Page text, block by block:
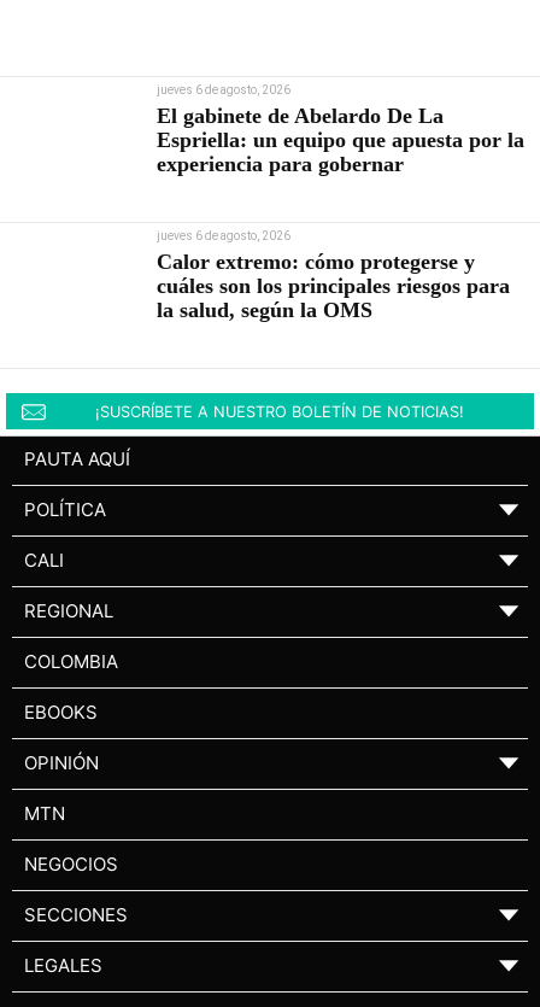
jueves 6 de agosto, 2026
El gabinete de Abelardo De La
Espriella: un equipo que apuesta por la
experiencia para gobernar
jueves 6 de agosto, 2026
Calor extremo: cómo protegerse y
cuáles son los principales riesgos para
la salud, según la OMS
¡SUSCRÍBETE A NUESTRO BOLETÍN DE NOTICIAS!
PAUTA AQUÍ
POLÍTICA ▼
CALI ▼
REGIONAL ▼
COLOMBIA
EBOOKS
OPINIÓN ▼
MTN
NEGOCIOS
SECCIONES ▼
LEGALES ▼